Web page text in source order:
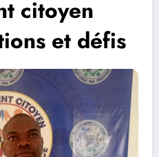
citoyen
et défis